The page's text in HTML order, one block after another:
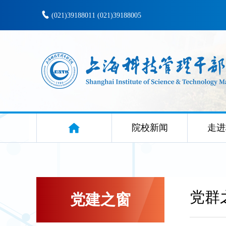
(021)39188011 (021)39188005
院校新闻 走
党建之窗 党群